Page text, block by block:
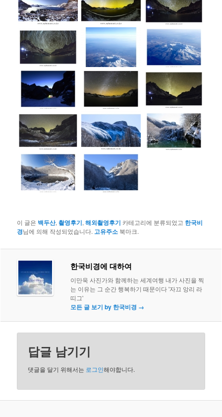
이 글은 백두산,촬영후기,해외촬영후기 카테고리에 분류되었고 한국비
경님에 의해 작성되었습니다. 고유주소 북마크.
한국비경에 대하여
이만욱 사진가와 함께하는 세계여행 내가 사진을 찍
는 이유는 그 순간 행복하기 때문이다 '자끄 앙리 라
띠그'
모든 글 보기 by 한국비경 →
답글 남기기
댓글을 달기 위해서는 로그인해야합니다.